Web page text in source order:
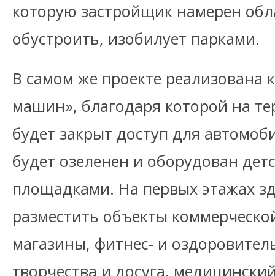
которую застройщик намерен
обустроить, изобилует парками.
В самом же проекте реализована
машин», благодаря которой на
будет закрыт доступ для
будет озеленен и оборудован
площадками. На первых этажах
разместить объекты
магазины, фитнес- и
творчества и досуга,